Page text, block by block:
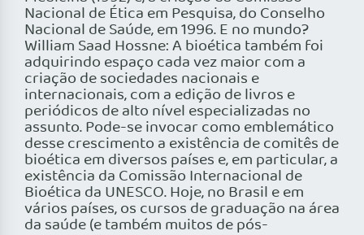
Nacional de Ética em Pesquisa, do Conselho
Nacional de Saúde, em 1996. E no mundo?
William Saad Hossne: A bioética também foi
adquirindo espaço cada vez maior com a
criação de sociedades nacionais e
internacionais, com a edição de livros e
periódicos de alto nível especializadas no
assunto. Pode-se invocar como emblemático
desse crescimento a existência de comitês de
bioética em diversos países e, em particular, a
existência da Comissão Internacional de
Bioética da UNESCO. Hoje, no Brasil e em
vários países, os cursos de graduação na área
da saúde (e também muitos de pós-